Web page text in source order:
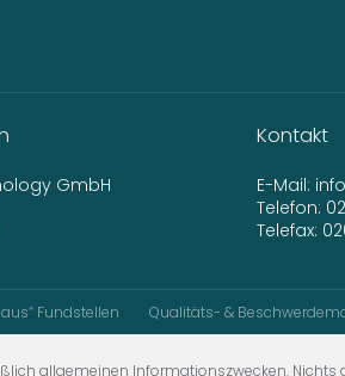
GmbH
Kontakt
E-Mail:
Telefon:
Telefax:
Fundstellen Qualitäts- &
allgemeinen Informationszwecken.